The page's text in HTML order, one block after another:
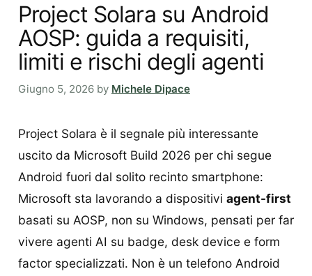
Project Solara su Android
AOSP: guida a requisiti,
limiti e rischi degli agenti
Giugno 5, 2026 by Michele Dipace
Project Solara è il segnale più interessante
uscito da Microsoft Build 2026 per chi segue
Android fuori dal solito recinto smartphone:
Microsoft sta lavorando a dispositivi agent-first
basati su AOSP, non su Windows, pensati per far
vivere agenti AI su badge, desk device e form
factor specializzati. Non è un telefono Android